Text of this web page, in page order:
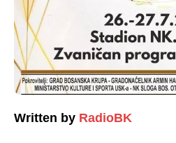
Written by RadioBK